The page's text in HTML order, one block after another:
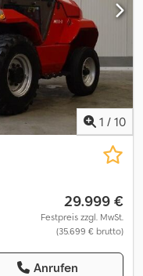
1 / 10
29.999 €
Festpreis zzgl. MwSt.
(35.699 € brutto)
Anrufen